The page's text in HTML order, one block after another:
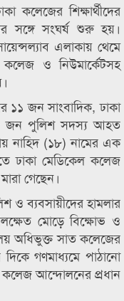
কলেজের শিক্ষার্থীদের
সঙ্গে সংঘর্ষ শুরু হয়।
এলাকায় থেমে
ও নিউমার্কেটসহ
১১ জন সাংবাদিক, ঢাকা
জন পুলিশ সদস্য আহত
নাহিদ (১৮) নামের এক
ঢাকা মেডিকেল কলেজ
গেছেন।
ও ব্যবসায়ীদের হামলার
মোড়ে বিক্ষোভ ও
অধিভুক্ত সাত কলেজের
দিকে গণমাধ্যমে পাঠানো
কলেজ আন্দোলনের প্রধান